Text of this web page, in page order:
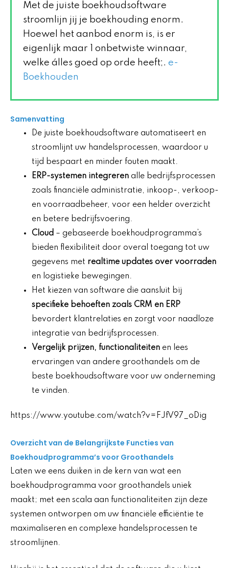
Met de juiste boekhoudsoftware
stroomlijn jij je boekhouding enorm.
Hoewel het aanbod enorm is, is er
eigenlijk maar 1 onbetwiste winnaar,
welke álles goed op orde heeft;. e-
Boekhouden
Samenvatting
De juiste boekhoudsoftware automatiseert en
stroomlijnt uw handelsprocessen, waardoor u
tijd bespaart en minder fouten maakt.
ERP-systemen integreren alle bedrijfsprocessen
zoals financiële administratie, inkoop-, verkoop-
en voorraadbeheer, voor een helder overzicht
en betere bedrijfsvoering.
Cloud – gebaseerde boekhoudprogramma’s
bieden flexibiliteit door overal toegang tot uw
gegevens met realtime updates over voorraden
en logistieke bewegingen.
Het kiezen van software die aansluit bij
specifieke behoeften zoals CRM en ERP
bevordert klantrelaties en zorgt voor naadloze
integratie van bedrijfsprocessen.
Vergelijk prijzen, functionaliteiten en lees
ervaringen van andere groothandels om de
beste boekhoudsoftware voor uw onderneming
te vinden.
https://www.youtube.com/watch?v=FJfV97_oDig
Overzicht van de Belangrijkste Functies van
Boekhoudprogramma’s voor Groothandels
Laten we eens duiken in de kern van wat een
boekhoudprogramma voor groothandels uniek
maakt; met een scala aan functionaliteiten zijn deze
systemen ontworpen om uw financiële efficiëntie te
maximaliseren en complexe handelsprocessen te
stroomlijnen.